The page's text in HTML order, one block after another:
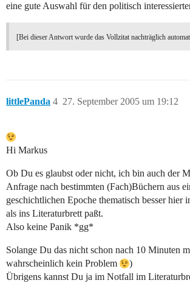
eine gute Auswahl für den politisch
[Bei dieser Antwort wurde das Vollzitat nachträglich
littlePanda 27. September 2005 um 19:12
4
Hi Markus
Ob Du es glaubst oder nicht, ich bin auch der
Anfrage nach bestimmten (Fach)Büchern aus
geschichtlichen Epoche thematisch besser hier
als ins Literaturbrett paßt.
Also keine Panik *gg*
Solange Du das nicht schon nach 10 Minuten
wahrscheinlich kein Problem
)
Übrigens kannst Du ja im Notfall im